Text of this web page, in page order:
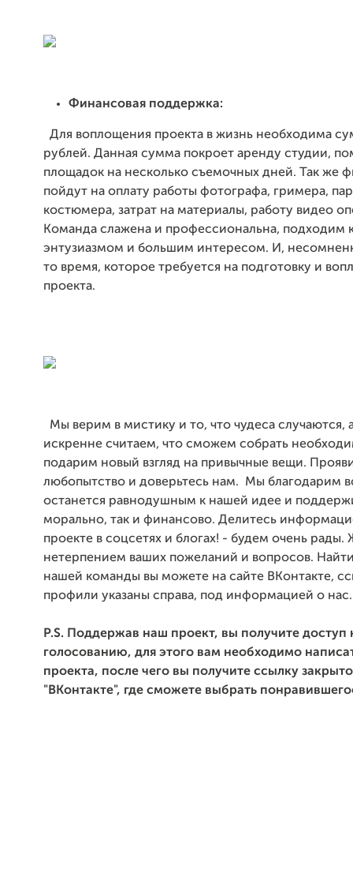
Финансовая поддержка:
Для воплощения проекта в жизнь необходима
рублей. Данная сумма покроет аренду студии,
площадок на несколько съемочных дней. Так же
пойдут на оплату работы фотографа, гримера,
костюмера, затрат на материалы, работу видео
Команда слажена и профессиональна, подходим
энтузиазмом и большим интересом. И,
то время, которое требуется на подготовку и
проекта.
Мы верим в мистику и то, что чудеса случаются,
искренне считаем, что сможем собрать
подарим новый взгляд на привычные вещи.
любопытство и доверьтесь нам. Мы благодарим
останется равнодушным к нашей идее и
морально, так и финансово. Делитесь
проекте в соцсетях и блогах! - будем очень рады.
нетерпением ваших пожеланий и вопросов.
нашей команды вы можете на сайте ВКонтакте,
профили указаны справа, под информацией о нас.
P.S. Поддержав наш проект, вы получите доступ
голосованию, для этого вам необходимо
проекта, после чего вы получите ссылку
"ВКонтакте", где сможете выбрать